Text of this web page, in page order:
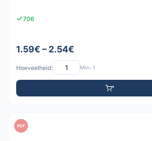
706
1.59€ – 2.54€
Hoeveelheid: Min: 1
PDF